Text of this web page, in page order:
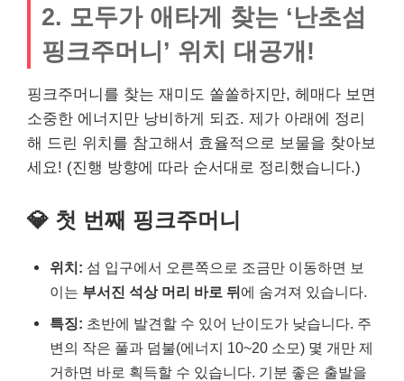
2. 모두가 애타게 찾는 ‘난초섬
핑크주머니’ 위치 대공개!
핑크주머니를 찾는 재미도 쏠쏠하지만, 헤매다 보면
소중한 에너지만 낭비하게 되죠. 제가 아래에 정리
해 드린 위치를 참고해서 효율적으로 보물을 찾아보
세요! (진행 방향에 따라 순서대로 정리했습니다.)
💎 첫 번째 핑크주머니
위치: 섬 입구에서 오른쪽으로 조금만 이동하면 보
이는 부서진 석상 머리 바로 뒤에 숨겨져 있습니다.
특징: 초반에 발견할 수 있어 난이도가 낮습니다. 주
변의 작은 풀과 덤불(에너지 10~20 소모) 몇 개만 제
거하면 바로 획득할 수 있습니다. 기분 좋은 출발을